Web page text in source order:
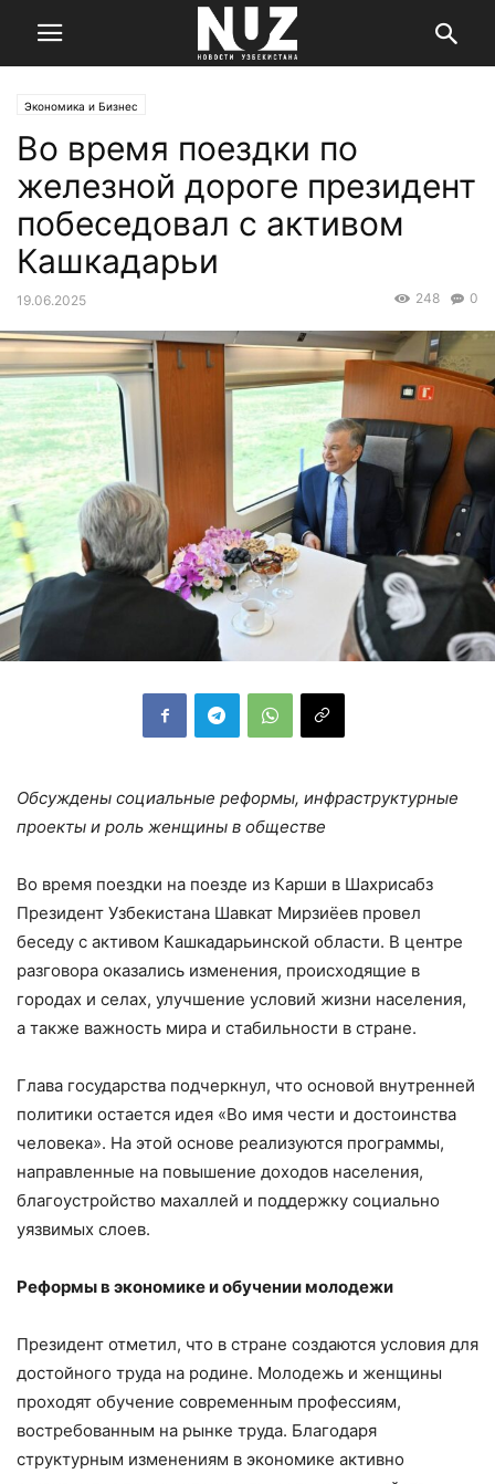
Экономика и Бизнес
Во время поездки по
железной дороге президент
побеседовал с активом
Кашкадарьи
19.06.2025 0
248
Обсуждены социальные реформы, инфраструктурные
проекты и роль женщины в обществе
Во время поездки на поезде из Карши в Шахрисабз
Президент Узбекистана Шавкат Мирзиёев провел
беседу с активом Кашкадарьинской области. В центре
разговора оказались изменения, происходящие в
городах и селах, улучшение условий жизни населения,
а также важность мира и стабильности в стране.
Глава государства подчеркнул, что основой внутренней
политики остается идея «Во имя чести и достоинства
человека». На этой основе реализуются программы,
направленные на повышение доходов населения,
благоустройство махаллей и поддержку социально
уязвимых слоев.
Реформы в экономике и обучении молодежи
Президент отметил, что в стране создаются условия для
достойного труда на родине. Молодежь и женщины
проходят обучение современным профессиям,
востребованным на рынке труда. Благодаря
структурным изменениям в экономике активно